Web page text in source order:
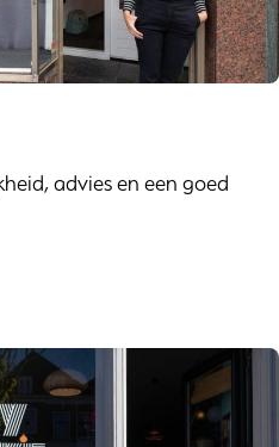
advies en een goed